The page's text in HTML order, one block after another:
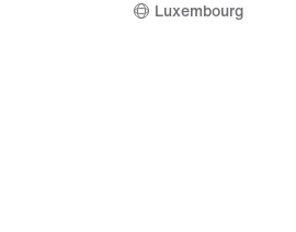
Luxembourg